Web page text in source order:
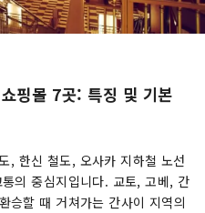
핑몰 7곳: 특징 및 기본
, 한신 철도, 오사카 지하철 노선
의 중심지입니다. 교토, 고베, 간
승할 때 거쳐가는 간사이 지역의